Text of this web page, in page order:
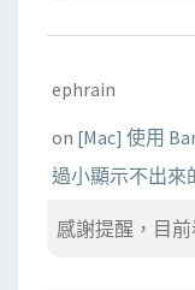
ephrain
on [Mac] 使用
過小顯示不出來
感謝提醒，目